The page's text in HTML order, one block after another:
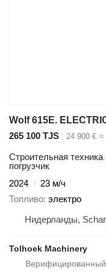
Wolf 615E.
265 100 TJS
24 900 € ≈
Строительная
погрузчик
2024
23 м/ч
Топливо электро
Нидерланды,
Tolhoek Machinery